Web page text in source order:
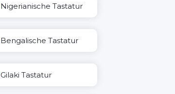
Nigerianische Tastatur
Bengalische Tastatur
Gilaki Tastatur